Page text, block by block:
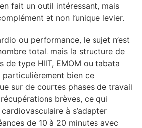
fait un outil intéressant, mais
et non l’unique levier.
ou performance, le sujet n’est
total, mais la structure de
de type HIIT, EMOM ou tabata
bien ce
sur de courtes phases de travail
brèves, ce qui
à s’adapter
de 10 à 20 minutes avec